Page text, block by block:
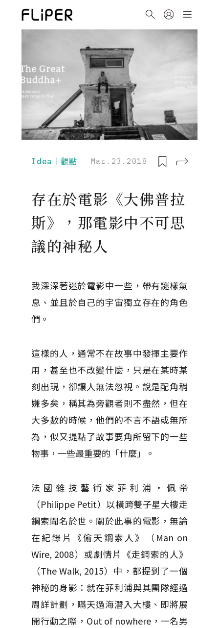
Idea｜觀點 Mar.23.2018
存在於電影《大佛普拉
斯》，那電影中不可思
議的神秘人
我深深著迷於電影中一些，帶有謎樣氣
息、並且於自己的宇宙獨立存在的角色
們。
這樣的人，通常不在故事中發揮主要作
用，甚至也不改變什麼，只是在某時某
刻出現，卻讓人無法忽視。說是配角稍
嫌多矣，稱其為旁觀者則不盡然，但在
大多數的時候，他們的不言不語或無所
為，似又提點了故事要角所留下的一些
物事，一些最重要的「什麼」。
法國雜技藝術家菲利浦‧佩帝
（Philippe Petit）以橫跨雙子星大樓走
鋼索聞名於世。關於此事的電影，無論
在紀錄片《偷天鋼索人》（Man on
Wire, 2008）或劇情片《走鋼索的人》
（The Walk, 2015）中，都提到了一個
神秘的身影：就在菲利浦與其團隊經過
周詳計劃，瞞天過海潛入大樓、即將展
開行動之際，Out of nowhere，一名男